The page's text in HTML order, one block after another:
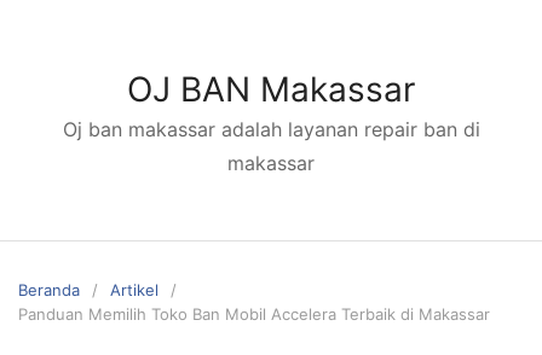
OJ BAN Makassar
Oj ban makassar adalah layanan repair ban di
makassar
Beranda
Artikel
Panduan Memilih Toko Ban Mobil Accelera Terbaik di Makassar